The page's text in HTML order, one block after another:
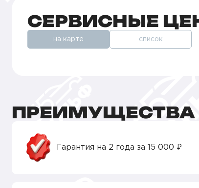
СЕРВИСНЫЕ
на карте список
ПРЕИМУЩЕСТВА
Гарантия на 2 года за 15 000 ₽